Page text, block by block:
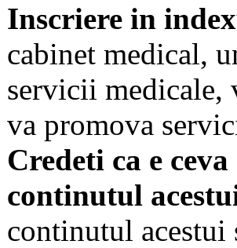
Inscriere in
cabinet medical,
servicii medicale,
va promova
Credeti ca e
continutul
continutul acestui